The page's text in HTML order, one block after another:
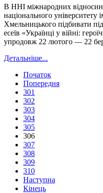
В ННІ міжнародних відносин,
національного університету
Хмельницького підбивати
есеїв «Українці у війні:
упродовж 22 лютого — 22
Детальніше...
Початок
Попередня
301
302
303
304
305
306
307
308
309
310
Наступна
Кінець